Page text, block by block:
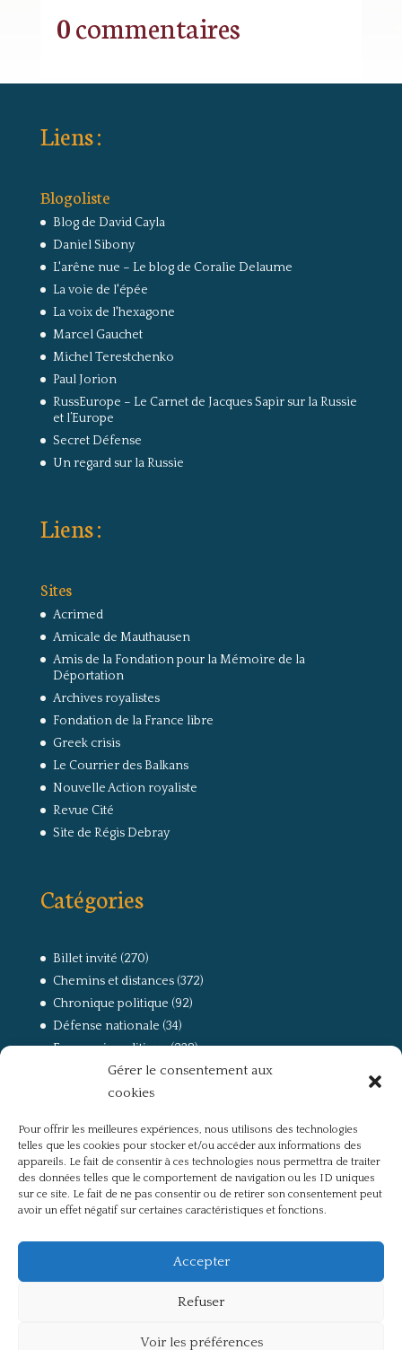
Gérer le consentement aux
cookies
Pour offrir les meilleures expériences, nous utilisons des technologies
telles que les cookies pour stocker et/ou accéder aux informations des
appareils. Le fait de consentir à ces technologies nous permettra de traiter
des données telles que le comportement de navigation ou les ID uniques
sur ce site. Le fait de ne pas consentir ou de retirer son consentement peut
avoir un effet négatif sur certaines caractéristiques et fonctions.
Accepter
Refuser
Voir les préférences
0 commentaires
Liens :
Blogoliste
Blog de David Cayla
Daniel Sibony
L'arêne nue – Le blog de Coralie Delaume
La voie de l'épée
La voix de l'hexagone
Marcel Gauchet
Michel Terestchenko
Paul Jorion
RussEurope – Le Carnet de Jacques Sapir sur la Russie
et l’Europe
Secret Défense
Un regard sur la Russie
Liens :
Sites
Acrimed
Amicale de Mauthausen
Amis de la Fondation pour la Mémoire de la
Déportation
Archives royalistes
Fondation de la France libre
Greek crisis
Le Courrier des Balkans
Nouvelle Action royaliste
Revue Cité
Site de Régis Debray
Catégories
Billet invité (270)
Chemins et distances(372)
Chronique politique (92)
Défense nationale (34)
Economie politique(238)
(168)
La guerre, la Résistance et la Déportation
Non classé(42)
Partis politiques, intelligentsia, médias(750)
Présentation(4)
Références(57)